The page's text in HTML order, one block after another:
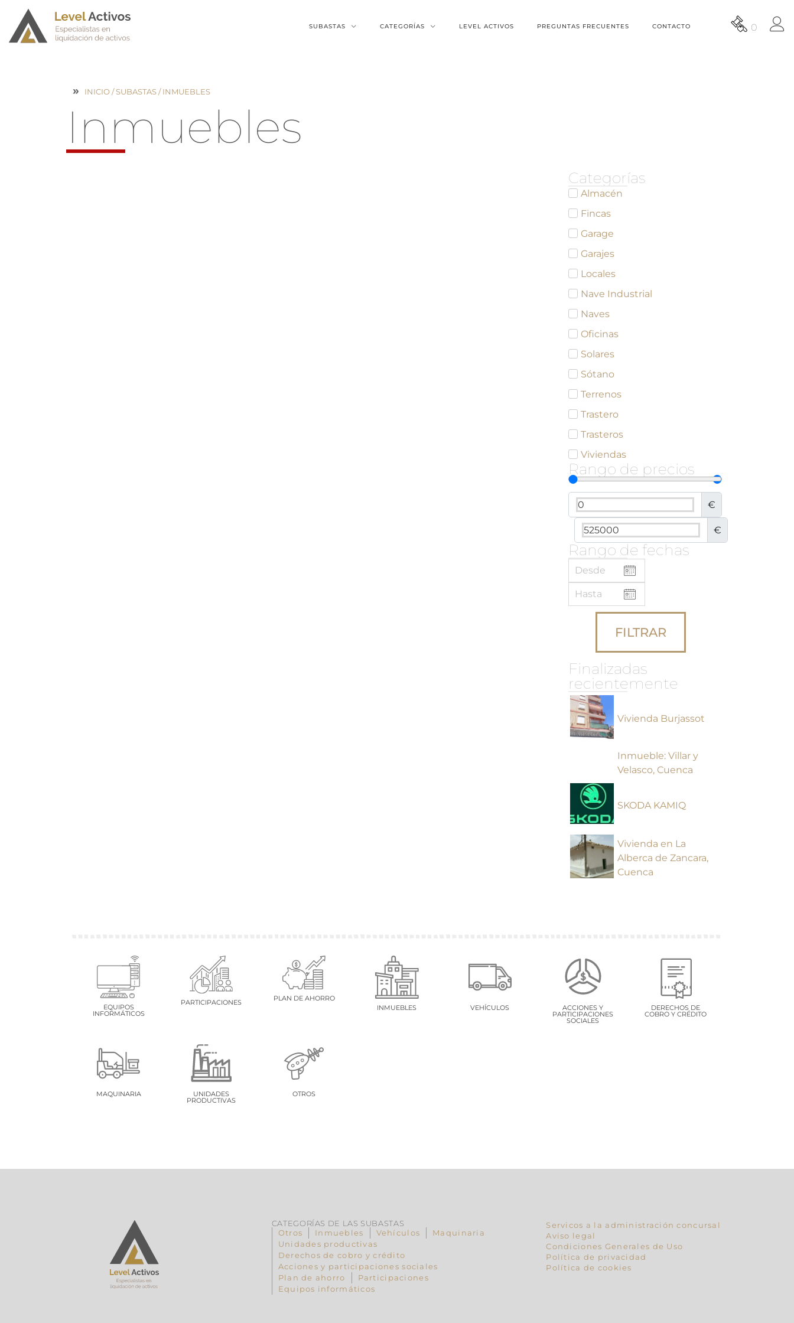
SUBASTAS CATEGORÍAS LEVEL ACTIVOS PREGUNTAS FRECUENTES CONTACTO 0
INICIO /SUBASTAS / INMUEBLES
Inmuebles
Categorías
Almacén
Fincas
Garage
Garajes
Locales
Nave Industrial
Naves
Oficinas
Solares
Sótano
Terrenos
Trastero
Trasteros
Viviendas
Rango de precios
€
€
Rango de fechas
FILTRAR
Finalizadas
recientemente
Vivienda Burjassot
Inmueble: Villar y
Velasco, Cuenca
SKODA KAMIQ
Vivienda en La
Alberca de Zancara,
Cuenca
EQUIPOS
INFORMÁTICOS
PARTICIPACIONES
PLAN DE AHORRO
INMUEBLES
VEHÍCULOS ACCIONES Y
PARTICIPACIONES
SOCIALES
DERECHOS DE
COBRO Y CRÉDITO
MAQUINARIA UNIDADES
PRODUCTIVAS
OTROS
CATEGORÍAS DE LAS SUBASTAS
Otros
Inmuebles Vehículos
Maquinaria
Unidades productivas
Derechos de cobro y crédito
Acciones y participaciones sociales
Plan de ahorro
Participaciones
Equipos informáticos
Servicos a la administración concursal
Aviso legal
Condiciones Generales de Uso
Política de privacidad
Política de cookies